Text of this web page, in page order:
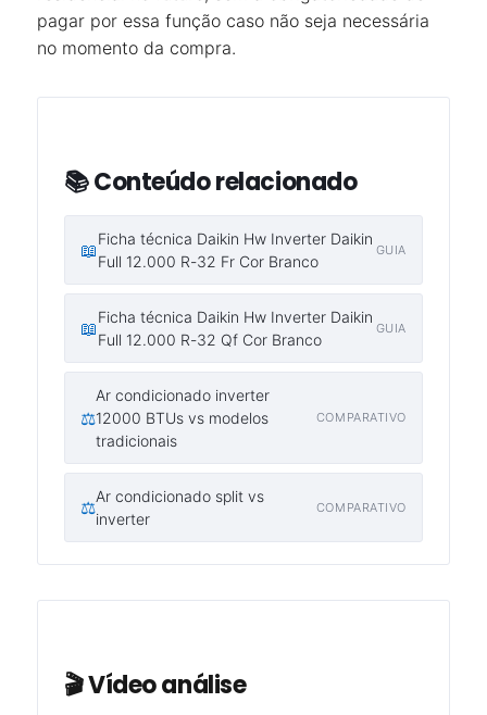
pagar por essa função caso não seja necessária
no momento da compra.
📚 Conteúdo relacionado
📖
Ficha técnica Daikin Hw Inverter Daikin
Full 12.000 R-32 Fr Cor Branco
GUIA
📖
Ficha técnica Daikin Hw Inverter Daikin
Full 12.000 R-32 Qf Cor Branco
GUIA
⚖️
Ar condicionado inverter
12000 BTUs vs modelos
tradicionais
COMPARATIVO
⚖️
Ar condicionado split vs
inverter
COMPARATIVO
🎬 Vídeo análise